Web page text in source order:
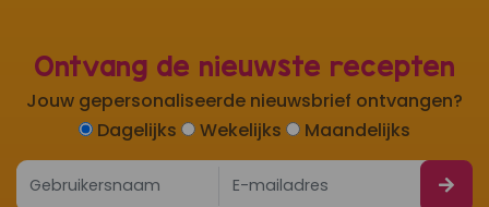
Ontvang de nieuwste recepten
Jouw gepersonaliseerde nieuwsbrief ontvangen?
Dagelijks
Wekelijks Maandelijks